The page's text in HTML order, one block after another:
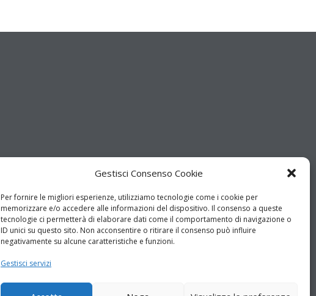
Gestisci Consenso Cookie
Per fornire le migliori esperienze, utilizziamo tecnologie come i cookie per
memorizzare e/o accedere alle informazioni del dispositivo. Il consenso a queste
tecnologie ci permetterà di elaborare dati come il comportamento di navigazione o
ID unici su questo sito. Non acconsentire o ritirare il consenso può influire
negativamente su alcune caratteristiche e funzioni.
Gestisci servizi